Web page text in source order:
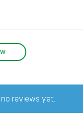
reviews yet.